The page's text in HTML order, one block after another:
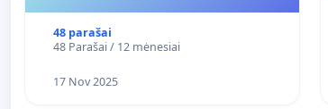
48 parašai
48 Parašai / 12 mėnesiai
17 Nov 2025